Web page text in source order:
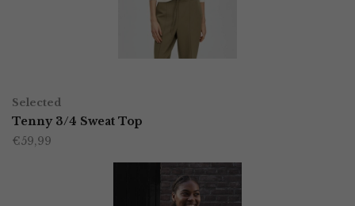
product
heeft
Selected
Tenny 3/4 Sweat Top
€59,99